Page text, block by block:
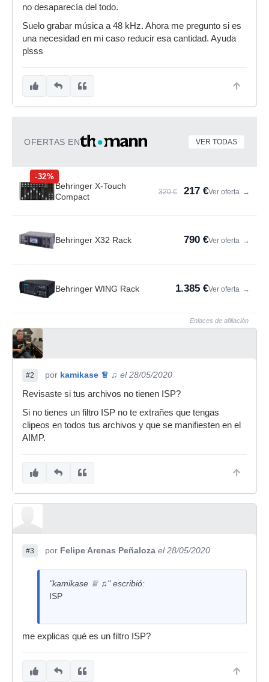
no desaparecía del todo.
Suelo grabar música a 48 kHz. Ahora me pregunto si es
una necesidad en mi caso reducir esa cantidad. Ayuda
plsss
OFERTAS EN VER TODAS
-32%
Behringer X-Touch
Compact
320 € 217 €Ver oferta →
Behringer X32 Rack 790 €Ver oferta →
Behringer WING Rack 1.385 €Ver oferta →
Enlaces de afiliación
#2 por kamikase ♕ ♫ el 28/05/2020
Revisaste si tus archivos no tienen ISP?
Si no tienes un filtro ISP no te extrañes que tengas
clipeos en todos tus archivos y que se manifiesten en el
AIMP.
#3 por Felipe Arenas Peñaloza el 28/05/2020
"kamikase ♕ ♫" escribió:
ISP
me explicas qué es un filtro ISP?